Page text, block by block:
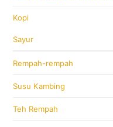
Kopi
Sayur
Rempah-rempah
Susu Kambing
Teh Rempah